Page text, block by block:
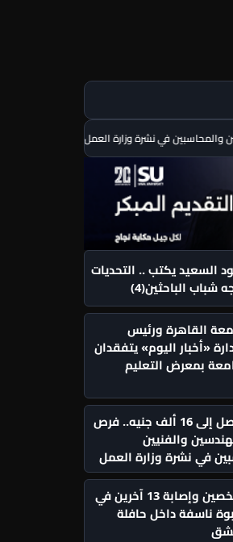
مقتل شخصين وإصابة 13 آخرين في انفجار عبوة ناسفة داخل حافلة بريف دمشق
السعيد يكتب .. التحديات
شباب الباحثين(4)
القاهرة ورئيس
«أخبار اليوم» يتفقدان
بمعرض التعليم
برواتب تصل إلى 16 ألف جنيه.. فرص
والفنيين
في نشرة وزارة العمل
مقتل شخصين وإصابة 13 آخرين في
ناسفة داخل حافلة